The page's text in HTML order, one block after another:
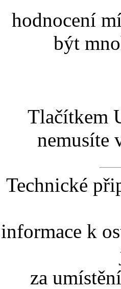
hodnocení
být
Tlačítkem
nemusíte
Technické
informace k
za